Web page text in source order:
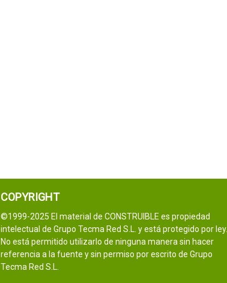
COPYRIGHT
©1999-2025 El material de CONSTRUIBLE es propiedad
intelectual de Grupo Tecma Red S.L. y está protegido por ley.
No está permitido utilizarlo de ninguna manera sin hacer
referencia a la fuente y sin permiso por escrito de Grupo
Tecma Red S.L.